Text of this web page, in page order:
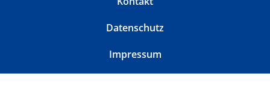
Datenschutz
Impressum